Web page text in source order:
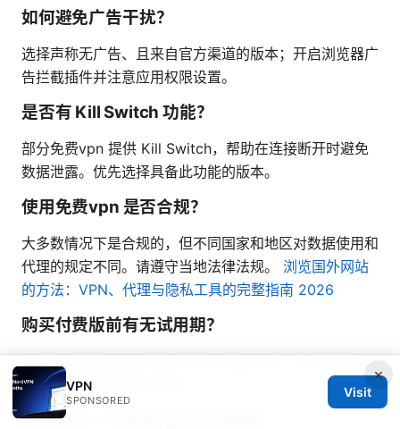
如何避免广告干扰？
选择声称无广告、且来自官方渠道的版本；开启浏览器广
告拦截插件并注意应用权限设置。
是否有 Kill Switch 功能？
部分免费vpn 提供 Kill Switch，帮助在连接断开时避免
数据泄露。优先选择具备此功能的版本。
使用免费vpn 是否合规？
大多数情况下是合规的，但不同国家和地区对数据使用和
代理的规定不同。请遵守当地法律法规。 浏览国外网站
的方法：VPN、代理与隐私工具的完整指南 2026
购买付费版前有无试用期？
很多付费VPN 提供7天到30天的退款保证，建议在升级
前先体验服务质量与速度。
如何评估一个免费vpn 的可信度？
×
VPN
SPONSORED
Visit